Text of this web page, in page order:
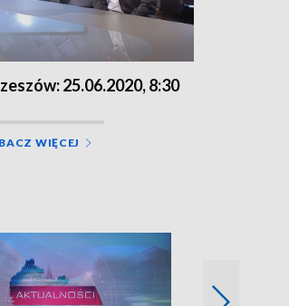
25.06.2020, 8:30
WIĘCEJ